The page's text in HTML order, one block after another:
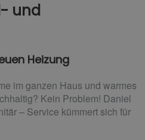
und
Heizung
im ganzen Haus und warmes
Kein Problem! Daniel
– Service kümmert sich für